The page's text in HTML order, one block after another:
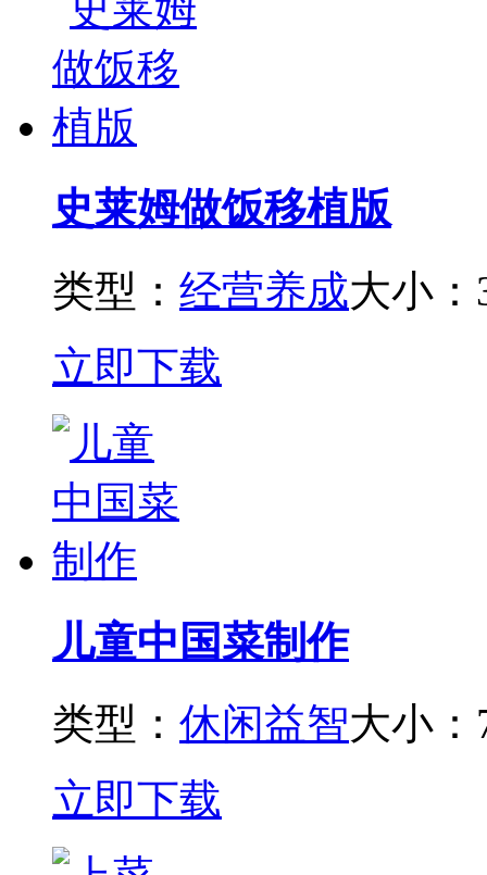
史莱姆做饭移植版
类型： 经营养成大小：
立即下载
儿童中国菜制作
类型： 休闲益智大小：
立即下载